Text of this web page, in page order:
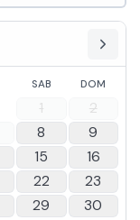
SAB DOM
1
2
8
9
15
16
22
23
29
30